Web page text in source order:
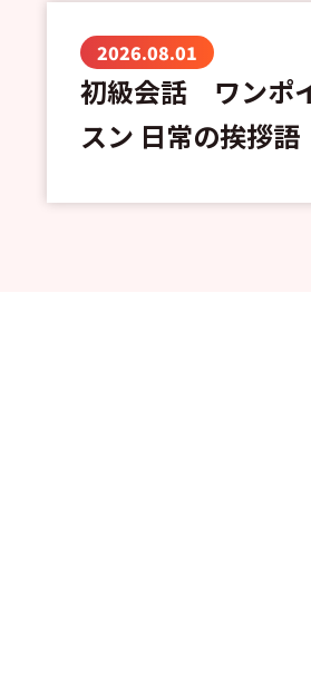
2026.08.01
初級会話 ワンポ
スン 日常の挨拶語